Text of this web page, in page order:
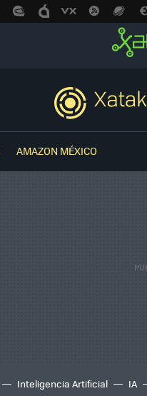
AMAZON MÉXICO
Inteligencia Artificial IA